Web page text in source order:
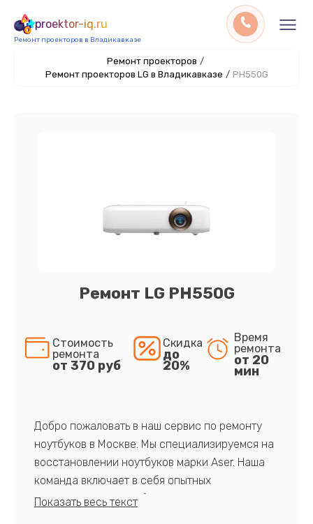
proektor-iq.ru
Ремонт проекторов в Владикавказе
Ремонт проекторов /
Ремонт проекторов LG в Владикавказе / PH550G
Ремонт LG PH550G
Стоимость
ремонта
от 370 руб
Скидка
до
20%
Время
ремонта
от 20
мин
Добро пожаловать в наш сервис по ремонту
ноутбуков в Москве. Мы специализируемся на
восстановлении ноутбуков марки Aser. Наша
команда включает в себя опытных
профессионалов с обширными знаниями и